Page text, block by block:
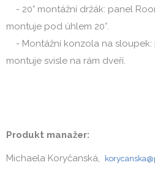
- 20° montážní držák: panel
montuje pod úhlem 20°.
- Montážní konzola na sloupek:
montuje svisle na rám dveří.
Produkt manažer:
Michaela Koryčanská,